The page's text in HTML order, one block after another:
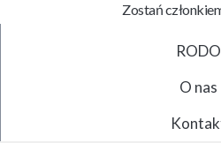
RODO
O nas
Zostań